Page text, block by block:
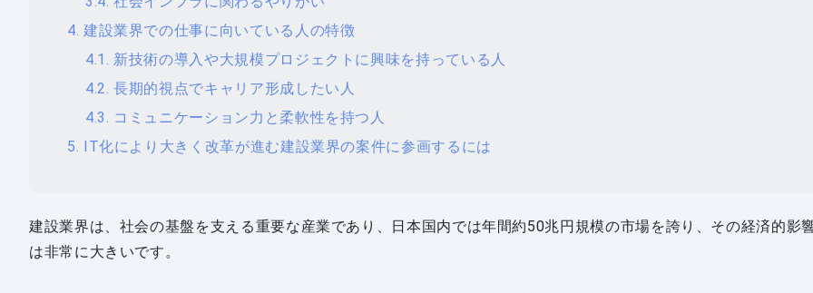
建設業界での仕事に向いている人の特徴
新技術の導入や大規模プロジェクトに興味を持っている人
長期的視点でキャリア形成したい人
コミュニケーション力と柔軟性を持つ人
IT化により大きく改革が進む建設業界の案件に参画するには
建設業界は、社会の基盤を支える重要な産業であり、日本国内では年間約50兆円規模の市場を誇り、その経済的影
は非常に大きいです。